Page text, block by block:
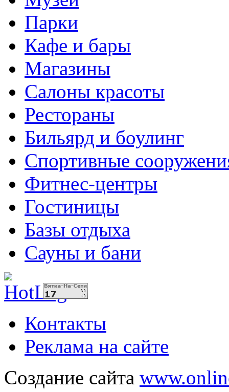
Парки
Кафе и бары
Магазины
Салоны красоты
Рестораны
Бильярд и боулинг
Спортивные
Фитнес-центры
Гостиницы
Базы отдыха
Сауны и бани
Контакты
Реклама на сайте
Создание сайта